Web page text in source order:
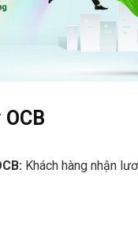
Khách hàng nhận